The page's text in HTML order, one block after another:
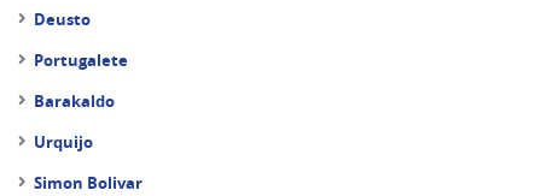
Deusto
Portugalete
Barakaldo
Urquijo
Simon Bolivar